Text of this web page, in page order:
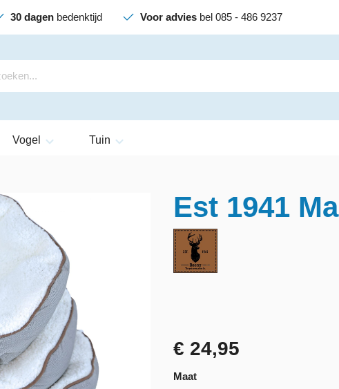
30 dagen bedenktijd Voor advies bel 085 - 486 9237
Vogel Tuin
Est 1941
€ 24,95
Maat